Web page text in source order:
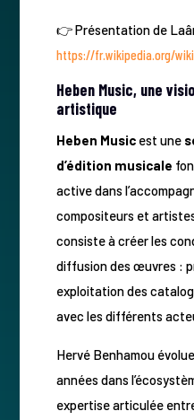
👉 Présentation de
https://fr.wikipedia.org/
Heben Music, une
artistique
Heben Musicest une
d’édition musicale
active dans
compositeurs et
consiste à créer les
diffusion des œuvres :
exploitation des
avec les différents
Hervé Benhamou
années dans
expertise articulée